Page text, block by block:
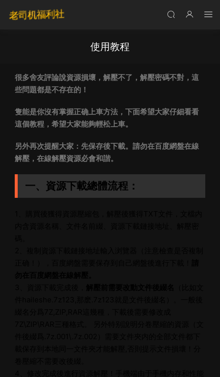
使用教程
很多舍友評論說資源損壞，解壓不了，解壓密碼不對，這
些問題都是不存在的！
隻能是你沒有掌握正确上車方法，下面希望大家仔細看看
這個教程，希望大家能夠輕松上車。
另外再次提醒大家：先保存後下載。 請勿在百度網盤在線
解壓，在線解壓資源必會和諧。
一、資源下載總體流程 ：